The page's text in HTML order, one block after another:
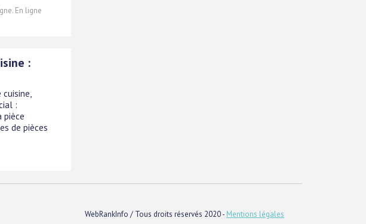
En ligne
:
:
pièce
de pièces
WebRankInfo / Tous droits réservés 2020 - Mentions légales